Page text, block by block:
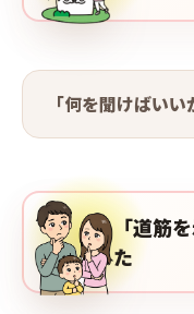
「何を聞けばい
「道筋
た